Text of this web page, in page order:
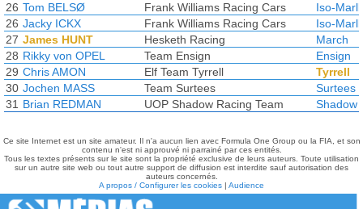
26 Tom BELSØ Frank Williams Racing Cars
Iso-
26 Jacky ICKX Frank Williams Racing Cars
Iso-
27 James HUNT Hesketh Racing
March
28 Rikky von OPEL Team Ensign
Ensign
29 Chris AMON Elf Team Tyrrell
Tyrrell
30 Jochen MASS Team Surtees
Surtees
31 Brian REDMAN UOP Shadow Racing Team Shadow
Ce site Internet est un site amateur. Il n'a aucun lien avec Formula One Group ou la FIA, et son
contenu n'est ni approuvé ni parrainé par ces entités.
Tous les textes présents sur le site sont la propriété exclusive de leurs auteurs. Toute utilisation
sur un autre site web ou tout autre support de diffusion est interdite sauf autorisation des
auteurs concernés.
A propos / Configurer les cookies | Audience